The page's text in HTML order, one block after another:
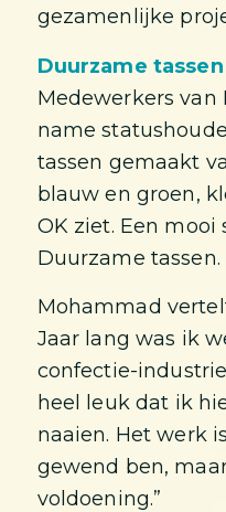
gezamenlijke
Duurzame tassen
Medewerkers van
name
tassen gemaakt
blauw en groen,
OK ziet. Een
Duurzame tassen.
Mohammad
Jaar lang was ik
confectie-
heel leuk dat ik
naaien. Het werk
gewend ben,
voldoening.”